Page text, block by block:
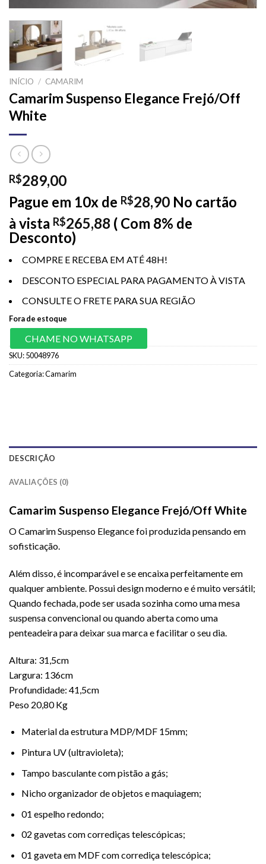
INÍCIO / CAMARIM
Camarim Suspenso Elegance Frejó/Off
White
R$289,00
Pague em 10x de R$28,90 No cartão
à vista R$265,88 ( Com 8% de
Desconto)
COMPRE E RECEBA EM ATÉ 48H!
DESCONTO ESPECIAL PARA PAGAMENTO À VISTA
CONSULTE O FRETE PARA SUA REGIÃO
Fora de estoque
CHAME NO WHATSAPP
SKU:50048976
Categoria:Camarim
DESCRIÇÃO
AVALIAÇÕES (0)
Camarim Suspenso Elegance Frejó/Off White
O Camarim Suspenso Elegance foi produzida pensando em
sofisticação.
Além disso, é incomparável e se encaixa perfeitamente em
qualquer ambiente. Possui design moderno e é muito versátil;
Quando fechada, pode ser usada sozinha como uma mesa
suspensa convencional ou quando aberta como uma
penteadeira para deixar sua marca e facilitar o seu dia.
Altura: 31,5cm
Largura: 136cm
Profundidade: 41,5cm
Peso 20,80 Kg
Material da estrutura MDP/MDF 15mm;
Pintura UV (ultravioleta);
Tampo basculante com pistão a gás;
Nicho organizador de objetos e maquiagem;
01 espelho redondo;
02 gavetas com corrediças telescópicas;
01 gaveta em MDF com corrediça telescópica;